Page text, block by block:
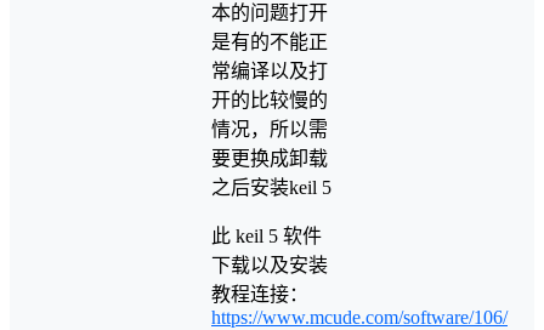
本的问题打开
是有的不能正
常编译以及打
开的比较慢的
情况，所以需
要更换成卸载
之后安装keil 5
此 keil 5 软件
下载以及安装
教程连接：
https://www.mcude.com/software/106/